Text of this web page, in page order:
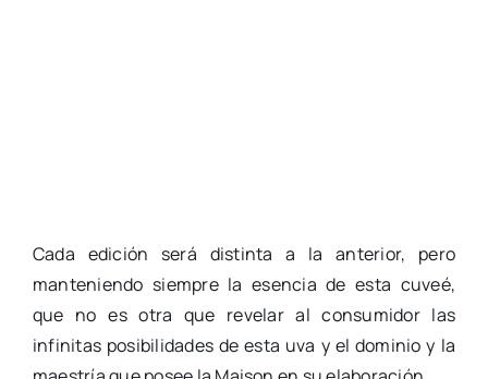
Cada edición será distinta a la anterior, pero
manteniendo siempre la esencia de esta cuveé,
que no es otra que revelar al consumidor las
infinitas posibilidades de esta uva y el dominio y la